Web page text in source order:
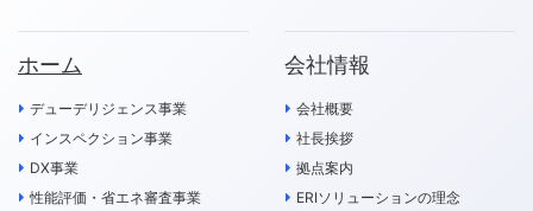
ホーム
デューデリジェンス事業
インスペクション事業
DX事業
性能評価・省エネ審査事業
会社情報
会社概要
社長挨拶
拠点案内
ERIソリューションの理念